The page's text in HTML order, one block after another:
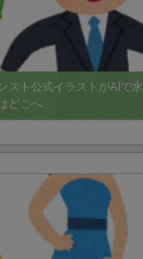
スト公式イラストがAIで
どこへ